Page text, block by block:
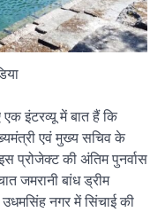
एक इंटरव्यू में बात हैं कि
एवं मुख्य सचिव के
प्रोजेक्ट की अंतिम पुनर्वास
जमरानी बांध ड्रीम
नगर में सिंचाई की